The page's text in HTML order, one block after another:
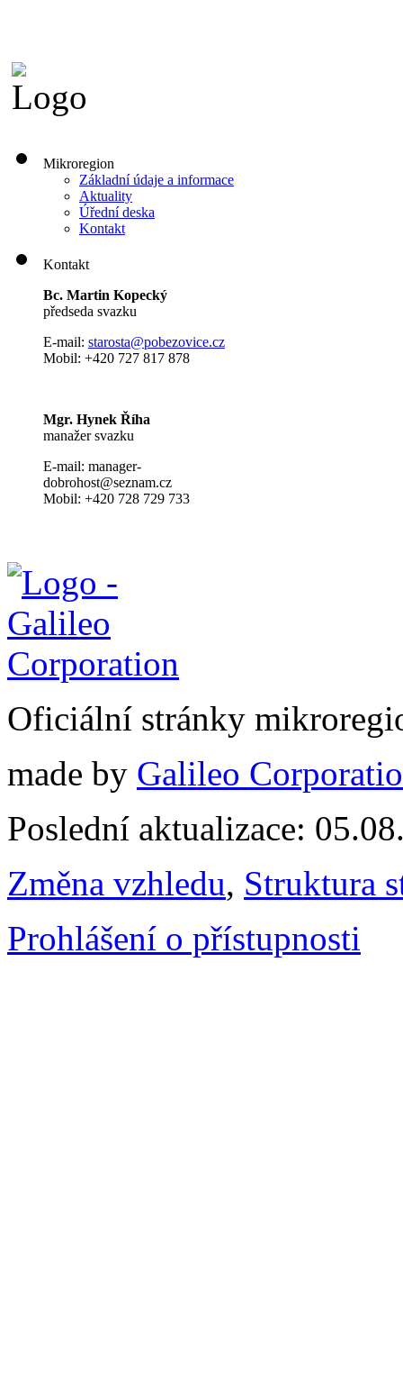
Mikroregion
Základní údaje a informace
Aktuality
Úřední deska
Kontakt
Kontakt
Bc. Martin Kopecký
předseda svazku
E-mail: starosta@pobezovice.cz
Mobil: +420 727 817 878
Mgr. Hynek Říha
manažer svazku
E-mail: manager-
dobrohost@seznam.cz
Mobil: +420 728 729 733
Oficiální stránky
made by Galileo
Poslední aktualizace:
Změna vzhledu, Struktura
Prohlášení o přístupnosti